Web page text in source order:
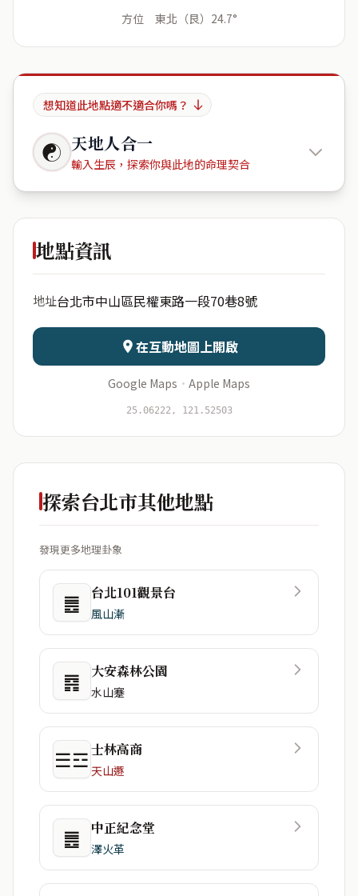
方位 東北（艮）24.7°
想知道此地點適不適合你嗎？
☯ 天地人合一
輸入生辰，探索你與此地的命理契合
聚葉里民
日期 出生時辰
資料僅用於即時分析，不會儲存於伺服器
地點資訊
地址台北市中山區民權東路一段70巷8號
在互動地圖上開啟
Google Maps · Apple Maps
25.06222, 121.52503
探索台北市其他地點
發現更多地理卦象
䷌ 台北101觀景台
風山漸
䷴ 大安森林公園
水山蹇
☰☲士林高商
天山遯
䷌ 中正紀念堂
澤火革